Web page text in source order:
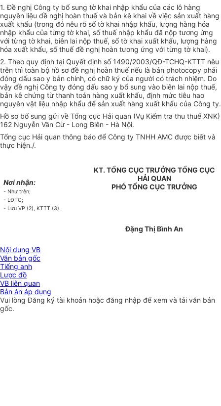
1. Đề nghị Công ty bổ sung tờ khai nhập khẩu của các lô hàng
nguyên liệu đề nghị hoàn thuế và bản kê khai về việc sản xuất hàng
xuất khẩu (trong đó nêu rõ số tờ khai nhập khẩu, lượng hàng hóa
nhập khẩu của từng tờ khai, số thuế nhập khẩu đã nộp tương ứng
với từng tờ khai, biên lai nộp thuế, số tờ khai xuất khẩu, lượng hàng
hóa xuất khẩu, số thuế đề nghị hoàn tương ứng với từng tờ khai).
2. Theo quy định tại Quyết định số 1490/2003/QĐ-TCHQ-KTTT nêu
trên thì toàn bộ hồ sơ đề nghị hoàn thuế nếu là bản photocopy phải
đóng dấu sao y bản chính, có chữ ký của người có trách nhiệm. Do
vậy đề nghị Công ty đóng dấu sao y bổ sung vào biên lai nộp thuế,
bản kê chứng từ thanh toán hàng xuất khẩu, định mức tiêu hao
nguyên vật liệu nhập khẩu để sản xuất hàng xuất khẩu của Công ty.
Hồ sơ bổ sung gửi về Tổng cục Hải quan (Vụ Kiểm tra thu thuế XNK)
162 Nguyễn Văn Cừ - Long Biên - Hà Nội.
Tổng cục Hải quan thông báo để Công ty TNHH AMC được biết và
thực hiện./.
Nơi nhận:
- Như trên;
- LĐTC;
- Lưu VP (2), KTTT (3).
KT. TỔNG CỤC TRƯỞNG TỔNG CỤC
HẢI QUAN
PHÓ TỔNG CỤC TRƯỞNG
Đặng Thị Bình An
Nội dung VB
Văn bản gốc
Tiếng anh
Lược đồ
VB liên quan
Bản án áp dụng
Vui lòngĐăng ký tài khoản hoặc đăng nhập để xem và tải văn bản
gốc.